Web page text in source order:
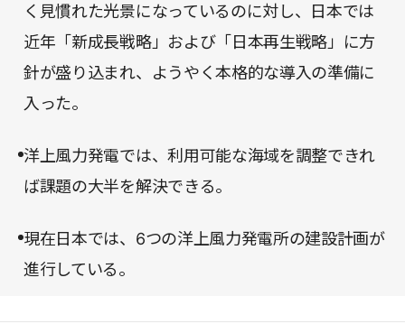
く見慣れた光景になっているのに対し、日本では
近年「新成長戦略」および「日本再生戦略」に方
針が盛り込まれ、ようやく本格的な導入の準備に
入った。
洋上風力発電では、利用可能な海域を調整できれ
ば課題の大半を解決できる。
現在日本では、6つの洋上風力発電所の建設計画が
進行している。